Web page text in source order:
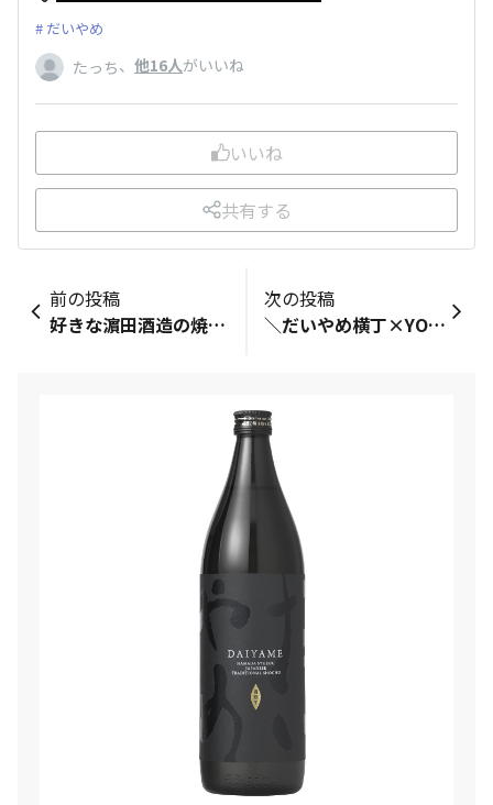
だいやめ
たっち、 他16人がいいね
いいね
共有する
前の投稿
好きな濵田酒造の焼酎：ホップのチルグリーン一言：ランクアップの特典が届きました。ありがとうございます。マーガオのチルグリーンは大事に飲みます。ステッカーはipadのケースに貼りました。カッコいいです。
次の投稿
​＼だいやめ横丁×YOSENABE コラボレーションイベント開催／皆さんこんにちは！濵田酒造のたけまっちょです♪4/19にだいやめ横丁と塚田農場などを運営するエー・ピーホールディングス社のファンコミュニティ「YOSENABE」がコラボレーションして焼酎イベントを開催しました🌸YOSENABE：https://yosenabe.ap-holdings.jp/普段はエー・ピーホールディングスさんが社内で実施している企画にだいやめ横丁がお邪魔して焼酎の魅力をご紹介！参加者の皆様のお酒に対する愛情がびしびし伝わってきて、『炭火焼鳥 塚田農場』の絶品料理とのペアリングも格別でした◎当日はYOSENABEのお客様もご参加いただき、とても盛り上がりました。これからも美味しい料理と一緒に楽しんでいただける焼酎を造っていきます！素敵なイベントに参加させていただきありがとうございました。